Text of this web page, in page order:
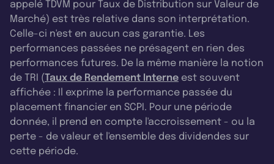
appelé TDVM pour Taux de Distribution sur Valeur de
Marché) est très relative dans son interprétation.
Celle-ci n'est en aucun cas garantie. Les
performances passées ne présagent en rien des
performances futures. De la même manière la notion
de TRI (Taux de Rendement Interne est souvent
affichée : Il exprime la performance passée du
placement financier en SCPI. Pour une période
donnée, il prend en compte l'accroissement - ou la
perte - de valeur et l'ensemble des dividendes sur
cette période.